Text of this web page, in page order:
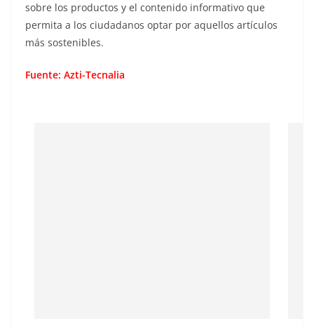
sobre los productos y el contenido informativo que
permita a los ciudadanos optar por aquellos artículos
más sostenibles.
Fuente: Azti-Tecnalia